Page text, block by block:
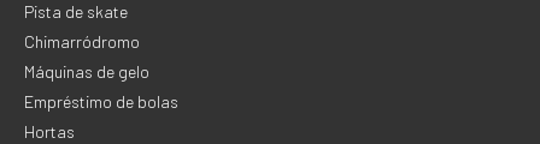
Pista de skate
Chimarródromo
Máquinas de gelo
Empréstimo de bolas
Hortas